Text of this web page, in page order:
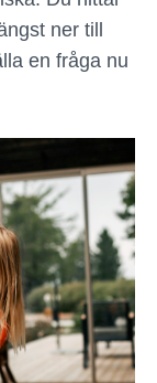
ner till
en fråga nu